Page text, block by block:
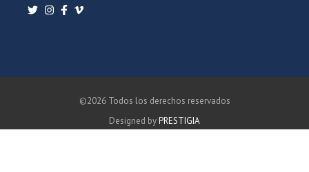
©2026 Todos los derechos reservados
Designed byPRESTIGIA